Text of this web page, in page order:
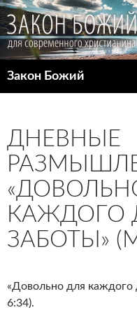
Закон Божий
ДНЕВНЫЕ
КАЖДОГО
ЗАБОТЫ»
«Довольно для каждого
6:34).